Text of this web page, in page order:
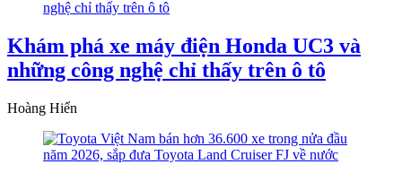
Khám phá xe máy điện Honda UC3 và
những công nghệ chỉ thấy trên ô tô
Hoàng Hiển